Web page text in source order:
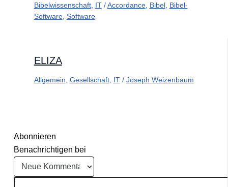
Bibelwissenschaft, IT/Accordance, Bibel, Bibel-
Software, Software
ELIZA
Allgemein Gesellschaft, IT/ Joseph Weizenbaum
Abonnieren
Benachrichtigen bei